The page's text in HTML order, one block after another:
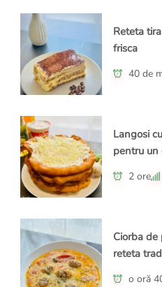
Reteta
frisca
40 de
Langosi
pentru un
2 ore
Ciorba de
reteta
o oră